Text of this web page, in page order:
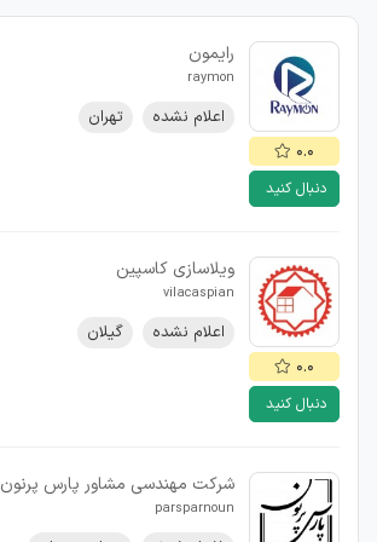
۰.۰
دنبال کنید
رایمون
raymon
اعلام نشده تهران
۰.۰
دنبال کنید
ویلاسازی کاسپین
vilacaspian
اعلام نشده گیلان
شرکت مهندسی مشاور پارس پرنون
parsparnoun